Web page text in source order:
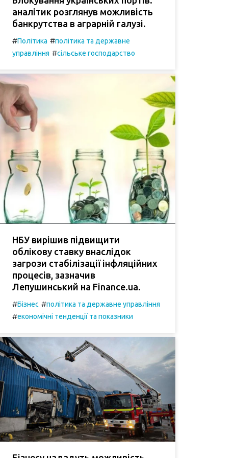
аналітик розглянув можливість
банкрутства в аграрній галузі.
#Політика #політика та державне
управління #сільське господарство
НБУ вирішив підвищити
облікову ставку внаслідок
загрози стабілізації інфляційних
процесів, зазначив
Лепушинський на Finance.ua.
#Бізнес #політика та державне управління
#економічні тенденції та показники